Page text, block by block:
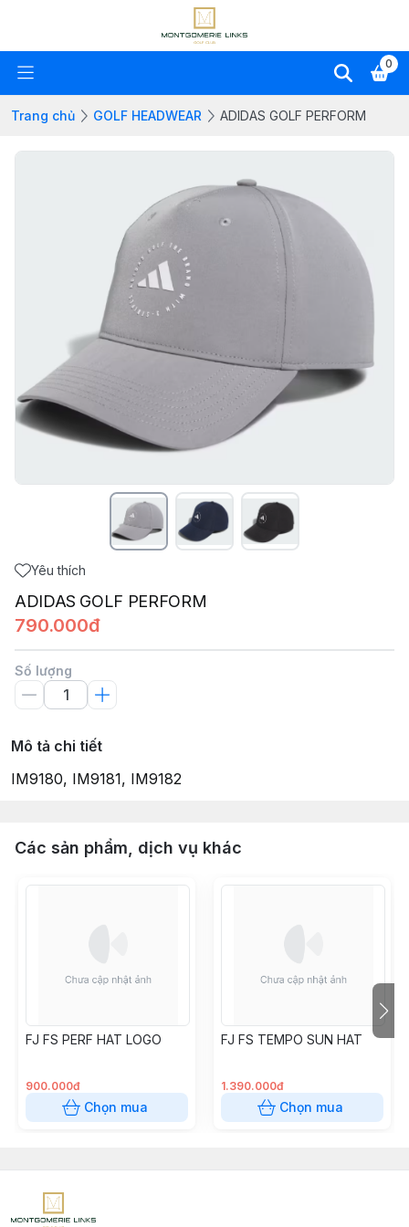
0
Trang chủ GOLF HEADWEAR ADIDAS GOLF PERFORM
Yêu thích
ADIDAS GOLF PERFORM
790.000đ
Số lượng
Mô tả chi tiết
IM9180, IM9181, IM9182
Các sản phẩm, dịch vụ khác
FJ FS PERF HAT LOGO
900.000đ
Chọn mua
FJ FS TEMPO SUN HAT
1.390.000đ
Chọn mua